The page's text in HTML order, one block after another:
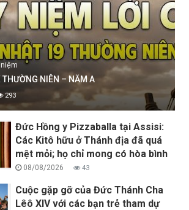
THƯỜNG NIÊN – NĂM A
293
Đức Hồng y Pizzaballa tại Assisi:
Các Kitô hữu ở Thánh địa đã quá
mệt mỏi; họ chỉ mong có hòa bình
08/08/2026 43
Cuộc gặp gỡ của Đức Thánh Cha
Lêô XIV với các bạn trẻ tham dự